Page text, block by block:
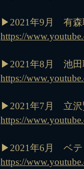
▶︎2021年9月　有森
https://
▶︎2021年8月　池田
https://
▶︎2021年7月　立沢
https://
▶︎2021年6月　ベテ
https://